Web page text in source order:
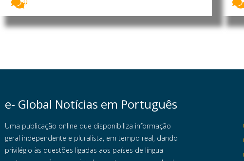
e- Global Notícias em Português
Uma publicação online que disponibiliza informação
geral independente e pluralista, em tempo real, dando
privilégio às questões ligadas aos países de língua